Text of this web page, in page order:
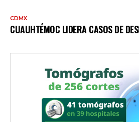
CDMX
CUAUHTÉMOC LIDERA CASOS DE